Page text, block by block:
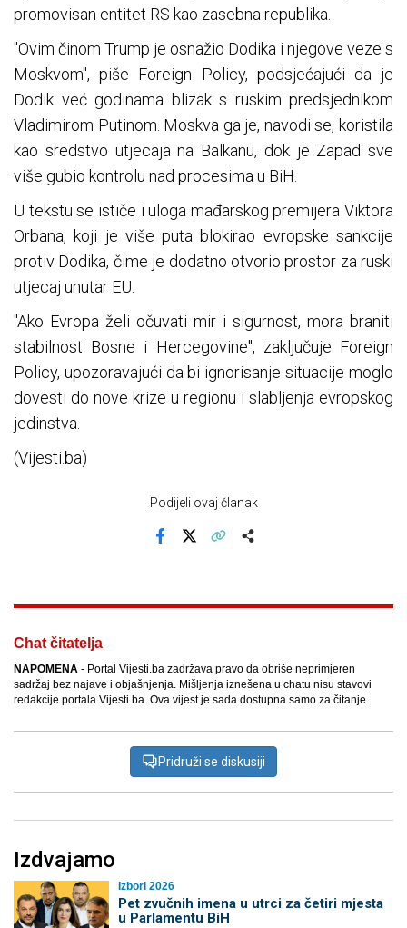
promovisan entitet RS kao zasebna republika.
"Ovim činom Trump je osnažio Dodika i njegove veze s
Moskvom", piše Foreign Policy, podsjećajući da je
Dodik već godinama blizak s ruskim predsjednikom
Vladimirom Putinom. Moskva ga je, navodi se, koristila
kao sredstvo utjecaja na Balkanu, dok je Zapad sve
više gubio kontrolu nad procesima u BiH.
U tekstu se ističe i uloga mađarskog premijera Viktora
Orbana, koji je više puta blokirao evropske sankcije
protiv Dodika, čime je dodatno otvorio prostor za ruski
utjecaj unutar EU.
"Ako Evropa želi očuvati mir i sigurnost, mora braniti
stabilnost Bosne i Hercegovine", zaključuje Foreign
Policy, upozoravajući da bi ignorisanje situacije moglo
dovesti do nove krize u regionu i slabljenja evropskog
jedinstva.
(Vijesti.ba)
Podijeli ovaj članak
Chat čitatelja
NAPOMENA - Portal Vijesti.ba zadržava pravo da obriše neprimjeren
sadržaj bez najave i objašnjenja. Mišljenja iznešena u chatu nisu stavovi
redakcije portala Vijesti.ba. Ova vijest je sada dostupna samo za čitanje.
Pridruži se diskusiji
Izdvajamo
Izbori 2026
Pet zvučnih imena u utrci za četiri mjesta
u Parlamentu BiH